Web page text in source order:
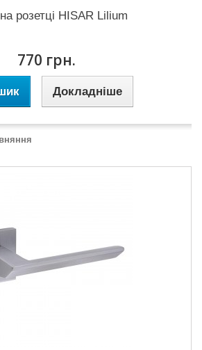
розетці HISAR Lilium
770 грн.
Докладніше